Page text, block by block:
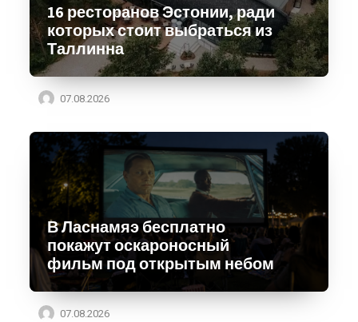
16 ресторанов Эстонии, ради
которых стоит выбраться из
Таллинна
07.08.2026
В Ласнамяэ бесплатно
покажут оскароносный
фильм под открытым небом
07.08.2026